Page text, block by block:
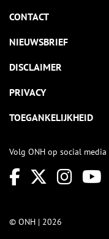
CONTACT
NIEUWSBRIEF
DISCLAIMER
PRIVACY
TOEGANKELIJKHEID
Volg ONH op social media
© ONH | 2026